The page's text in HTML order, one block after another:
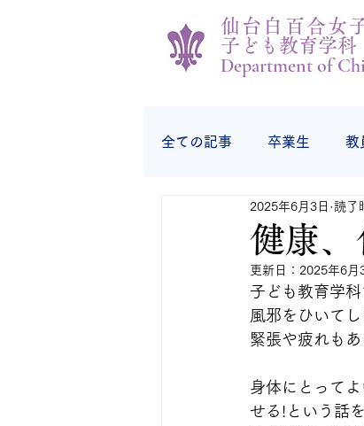
仙台白百合女
子ども教育学科
Department of
全ての記事 卒業生 教
学生の様子 学生から
健康、
2025年6月3日 読了
更新日： 2025年6月
子ども教育学
風邪をひいて
緊張や疲れも
身体にとって
せる!という話